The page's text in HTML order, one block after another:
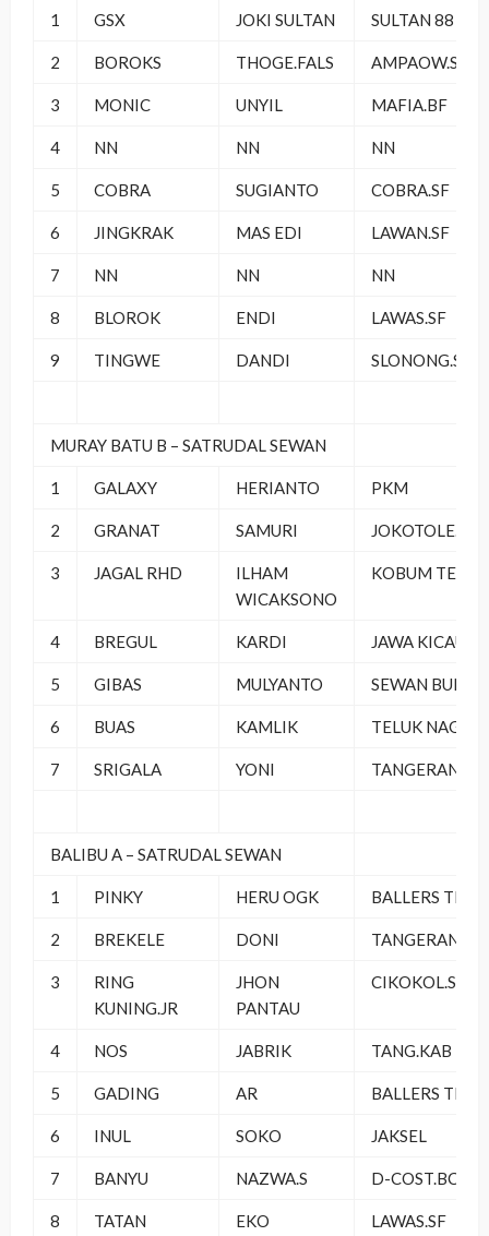
1 GSX JOKI SULTAN SULTAN 88 SF
2 BOROKS THOGE.FALS AMPAOW.SF
3 MONIC UNYIL MAFIA.BF
4 NN NN NN
5 COBRA SUGIANTO COBRA.SF
6 JINGKRAK MAS EDI LAWAN.SF
7 NN NN NN
8 BLOROK ENDI LAWAS.SF
9 TINGWE DANDI SLONONG.SF
MURAY BATU B – SATRUDAL SEWAN
1 GALAXY HERIANTO PKM
2 GRANAT SAMURI JOKOTOLE.BC
3 JAGAL RHD
ILHAM
WICAKSONO
KOBUM TEAM
4 BREGUL KARDI JAWA KICAU
5 GIBAS MULYANTO SEWAN BUNDA
6 BUAS KAMLIK TELUK NAGA
7 SRIGALA YONI TANGERANG
BALIBU A – SATRUDAL SEWAN
1 PINKY HERU OGK BALLERS TEAM
2 BREKELE DONI TANGERANG
3
RING
KUNING.JR
JHON
PANTAU
CIKOKOL.SF
4 NOS JABRIK TANG.KAB
5 GADING AR BALLERS TEAM
6 INUL SOKO JAKSEL
7 BANYU NAZWA.S D-COST.BC
8 TATAN EKO LAWAS.SF